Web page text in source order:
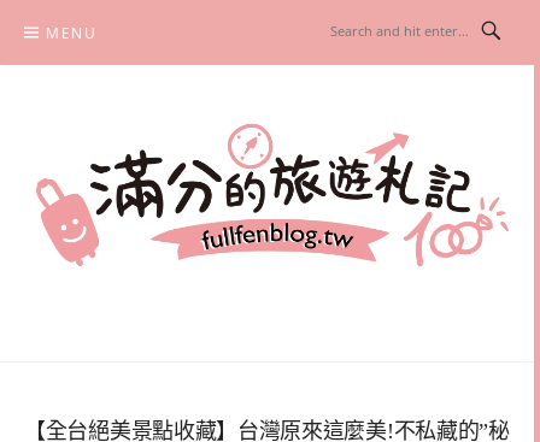
content
MENU
【全台絕美景點收藏】台灣原來這麼美!不私藏的”秘